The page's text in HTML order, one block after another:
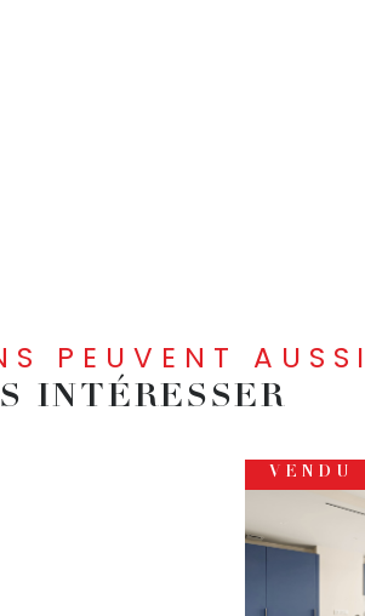
PEUVENT AUSSI
INTÉRESSER
VENDU